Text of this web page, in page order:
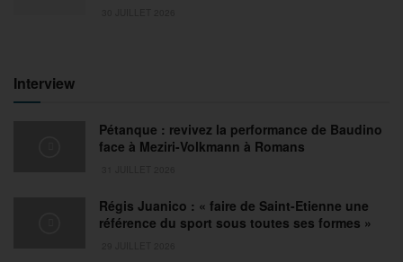
Interview
Pétanque : revivez la performance de Baudino
face à Meziri-Volkmann à Romans
Régis Juanico : « faire de Saint-Etienne une
référence du sport sous toutes ses formes »